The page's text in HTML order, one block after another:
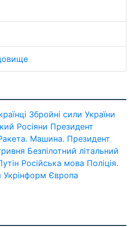
Збройні сили України
Росіяни Президент
Машина. Президент
Безпілотний літальний
Російська мова Поліція.
Укрінформ Європа